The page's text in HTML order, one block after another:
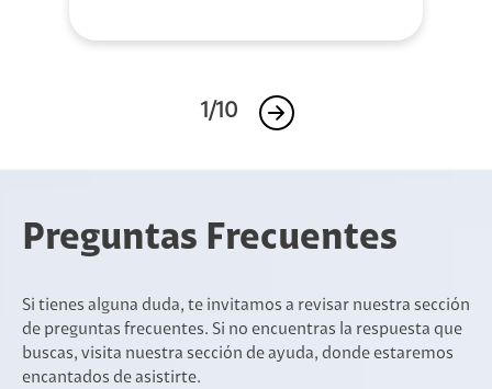
1/10
Preguntas Frecuentes
Si tienes alguna duda, te invitamos a revisar nuestra sección
de preguntas frecuentes. Si no encuentras la respuesta que
buscas, visita nuestra sección de ayuda, donde estaremos
encantados de asistirte.